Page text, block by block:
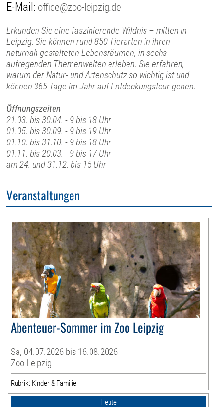
E-Mail: office@zoo-leipzig.de
Erkunden Sie eine faszinierende Wildnis – mitten in
Leipzig. Sie können rund 850 Tierarten in ihren
naturnah gestalteten Lebensräumen, in sechs
aufregenden Themenwelten erleben. Sie erfahren,
warum der Natur- und Artenschutz so wichtig ist und
können 365 Tage im Jahr auf Entdeckungstour gehen.
Öffnungszeiten
21.03. bis 30.04. - 9 bis 18 Uhr
01.05. bis 30.09. - 9 bis 19 Uhr
01.10. bis 31.10. - 9 bis 18 Uhr
01.11. bis 20.03. - 9 bis 17 Uhr
am 24. und 31.12. bis 15 Uhr
Veranstaltungen
Abenteuer-Sommer im Zoo Leipzig
Sa, 04.07.2026 bis 16.08.2026
Zoo Leipzig
Rubrik: Kinder & Familie
Heute